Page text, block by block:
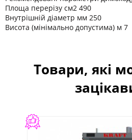
Площа перерізу см2 490
Внутрішній діаметр мм 250
Висота (мінімально допустима) м 7
Товари, які